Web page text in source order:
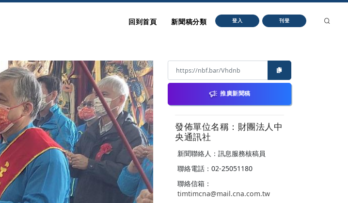
回到首頁 新聞稿分類 登入 刊登
推廣新聞稿
發佈單位名稱：財團法人中
央通訊社
新聞聯絡人：訊息服務核稿員
聯絡電話：02-25051180
聯絡信箱：
timtimcna@mail.cna.com.tw